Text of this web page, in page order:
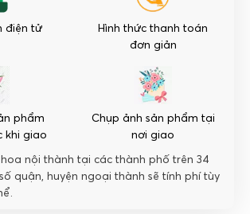
điện tử
Hình thức thanh toán
đơn giản
phẩm
khi giao
Chụp ảnh sản phẩm tại
nơi giao
nội thành tại các thành phố trên 34
quận, huyện ngoại thành sẽ tính phí tùy